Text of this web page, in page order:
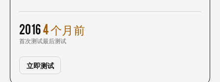
2016
首次测试
4 个月前
最后测试
立即测试